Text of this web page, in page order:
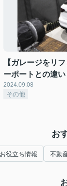
【ガレージをリ
ーポートとの違い
2024.09.08
その他
お
役立ち情報 不動